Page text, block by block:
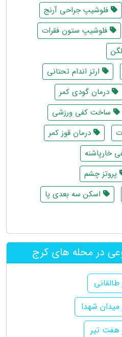
فلوشیپ جراحی آرنج
فلوشیپ ستون فقرات
ارتز اندام تحتانی
درمان گودی کمر
ساخت کفی ورزشی
درمان قوز کمر
خارپاشنه
پروتز چشم
اسکن سه بعدی پا
در محله های کرج
شهدا
تیر